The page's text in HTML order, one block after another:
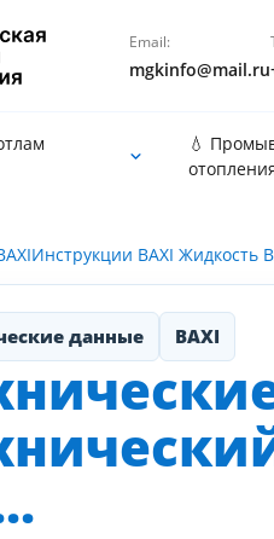
Email:
mgkinfo@mail.ru
💧
Инструкции BAXI Жидкость
данные BAXI